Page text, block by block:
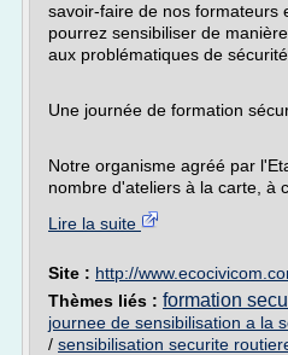
savoir-faire de nos formateurs
pourrez sensibiliser de
aux problématiques de
Une journée de formation
Notre organisme agréé par
nombre d'ateliers à la carte, à
Lire la suite
Site : http://
Thèmes liés : formation
journee de sensibilisation a la
/ sensibilisation securite